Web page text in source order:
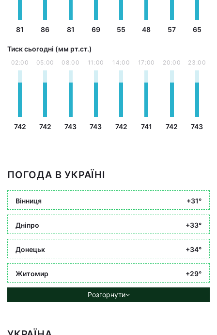
81 86 81 69 55 48 57 65
Тиск сьогодні (мм рт.ст.)
02:00
742
05:00
742
08:00
743
11:00
743
14:00
742
17:00
741
20:00
742
23:00
743
ПОГОДА В УКРАЇНІ
Вінниця +31°
Дніпро +33°
Донецьк +34°
Житомир +29°
Розгорнути